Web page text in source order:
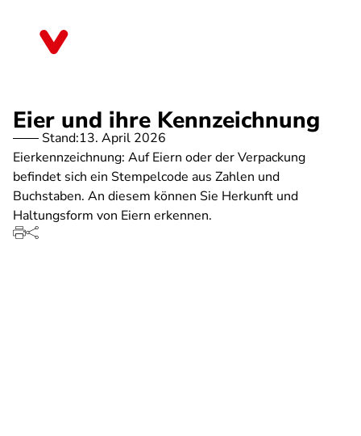
Eier und ihre Kennzeichnung
Stand:13. April 2026
Eierkennzeichnung: Auf Eiern oder der Verpackung
befindet sich ein Stempelcode aus Zahlen und
Buchstaben. An diesem können Sie Herkunft und
Haltungsform von Eiern erkennen.